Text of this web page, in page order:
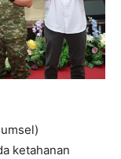
ketahanan